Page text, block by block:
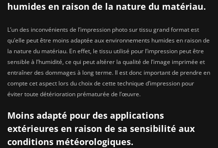
humides en raison de la nature du matériau.
L’un des inconvénients de l’impression photo sur tissu grand format est
qu’elle peut être moins adaptée aux environnements humides en raison de
la nature du matériau. En effet, le tissu utilisé pour l’impression peut être
sensible à l’humidité, ce qui peut altérer la qualité de l’image imprimée et
entraîner des dommages à long terme. Il est donc important de prendre en
compte cet aspect lors du choix de cette technique d’impression pour
éviter toute détérioration prématurée de l’œuvre.
Moins adapté pour des applications
extérieures en raison de sa sensibilité aux
conditions météorologiques.